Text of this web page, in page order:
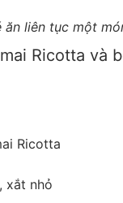
ăn liên tục một
Ricotta và
Ricotta
xắt nhỏ